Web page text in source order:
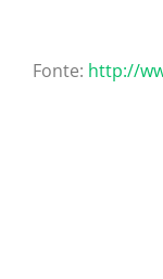
Fonte: http://